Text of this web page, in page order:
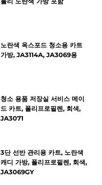
노란색 옥스포드 청소용 카트
가방, JA3114A, JA3069용
청소 용품 저장실 서비스 메이
드 카트, 폴리프로필렌, 회색,
JA3071
3단 선반 관리용 카트, 노란색
캐디 가방, 폴리프로필렌, 회색,
JA3069GY